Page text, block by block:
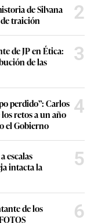
de Silvana
traición
2
de JP en Ética:
de las
3
perdido”: Carlos
retos a un año
el Gobierno
4
escalas
intacta la
5
de los
6